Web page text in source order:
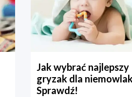
Jak wybrać najlepszy
gryzak dla
Sprawdź!